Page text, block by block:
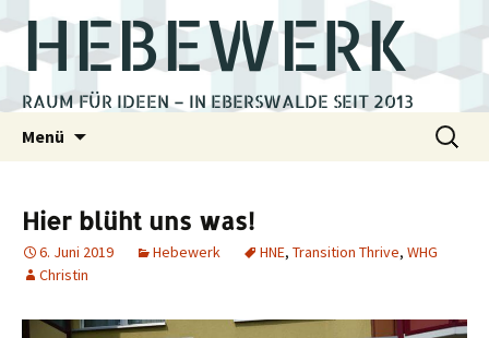
HEBEWERK
RAUM FÜR IDEEN – IN EBERSWALDE SEIT 2013
Menü
Suchen
nach:
Hier blüht uns was!
6. Juni 2019 Hebewerk HNE, Transition Thrive, WHG
Christin